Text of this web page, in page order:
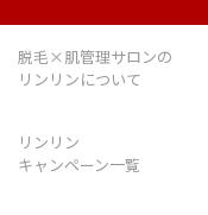
脱毛×肌管理サロンの
リンリンについて
リンリン
キャンペーン一覧